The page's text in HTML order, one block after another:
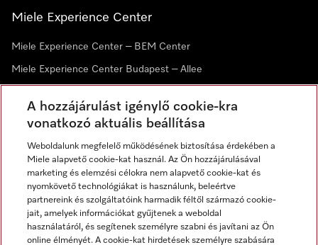
Miele Experience Center
Miele Experience Center – BEM Center
Miele Experience Center Budapest – Allee
Hírlevél
A hozzájárulást igénylő cookie-kra
vonatkozó aktuális beállítása
Weboldalunk megfelelő működésének biztosítása érdekében a
Miele alapvető cookie-kat használ. Az Ön hozzájárulásával
marketing és elemzési célokra nem alapvető cookie-kat és
nyomkövető technológiákat is használunk, beleértve
partnereink és szolgáltatóink harmadik féltől származó cookie-
jait, amelyek információkat gyűjtenek a weboldal
használatáról, és segítenek személyre szabni és javítani az Ön
online élményét. A cookie-kat hirdetések személyre szabására